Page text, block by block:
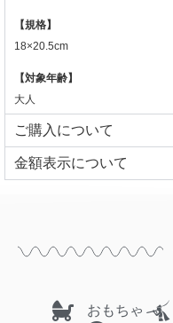
【規格】
18×20.5cm
【対象年齢】
大人
ご購入について
⾦額表⽰について
おもちゃ